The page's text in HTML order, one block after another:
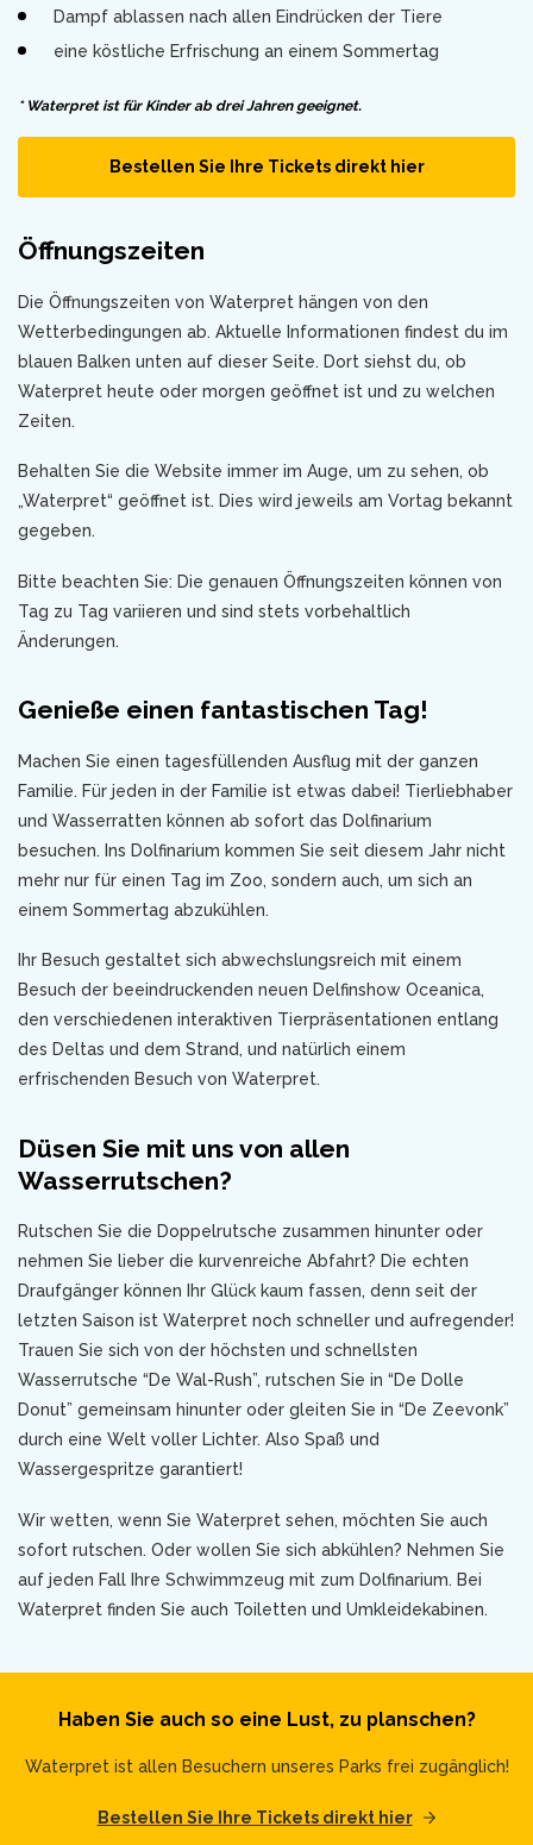
Dampf ablassen nach allen Eindrücken der Tiere
eine köstliche Erfrischung an einem Sommertag
* Waterpret ist für Kinder ab drei Jahren geeignet.
Bestellen Sie Ihre Tickets direkt hier
Öffnungszeiten
Die Öffnungszeiten von Waterpret hängen von den
Wetterbedingungen ab. Aktuelle Informationen findest du im
blauen Balken unten auf dieser Seite. Dort siehst du, ob
Waterpret heute oder morgen geöffnet ist und zu welchen
Zeiten.
Behalten Sie die Website immer im Auge, um zu sehen, ob
„Waterpret“ geöffnet ist. Dies wird jeweils am Vortag bekannt
gegeben.
Bitte beachten Sie: Die genauen Öffnungszeiten können von
Tag zu Tag variieren und sind stets vorbehaltlich
Änderungen.
Genieße einen fantastischen Tag!
Machen Sie einen tagesfüllenden Ausflug mit der ganzen
Familie. Für jeden in der Familie ist etwas dabei! Tierliebhaber
und Wasserratten können ab sofort das Dolfinarium
besuchen. Ins Dolfinarium kommen Sie seit diesem Jahr nicht
mehr nur für einen Tag im Zoo, sondern auch, um sich an
einem Sommertag abzukühlen.
Ihr Besuch gestaltet sich abwechslungsreich mit einem
Besuch der beeindruckenden neuen Delfinshow Oceanica,
den verschiedenen interaktiven Tierpräsentationen entlang
des Deltas und dem Strand, und natürlich einem
erfrischenden Besuch von Waterpret.
Düsen Sie mit uns von allen
Wasserrutschen?
Rutschen Sie die Doppelrutsche zusammen hinunter oder
nehmen Sie lieber die kurvenreiche Abfahrt? Die echten
Draufgänger können Ihr Glück kaum fassen, denn seit der
letzten Saison ist Waterpret noch schneller und aufregender!
Trauen Sie sich von der höchsten und schnellsten
Wasserrutsche “De Wal-Rush”, rutschen Sie in “De Dolle
Donut” gemeinsam hinunter oder gleiten Sie in “De Zeevonk”
durch eine Welt voller Lichter. Also Spaß und
Wassergespritze garantiert!
Wir wetten, wenn Sie Waterpret sehen, möchten Sie auch
sofort rutschen. Oder wollen Sie sich abkühlen? Nehmen Sie
auf jeden Fall Ihre Schwimmzeug mit zum Dolfinarium. Bei
Waterpret finden Sie auch Toiletten und Umkleidekabinen.
Haben Sie auch so eine Lust, zu planschen?
Waterpret ist allen Besuchern unseres Parks frei zugänglich!
Bestellen Sie Ihre Tickets direkt hier